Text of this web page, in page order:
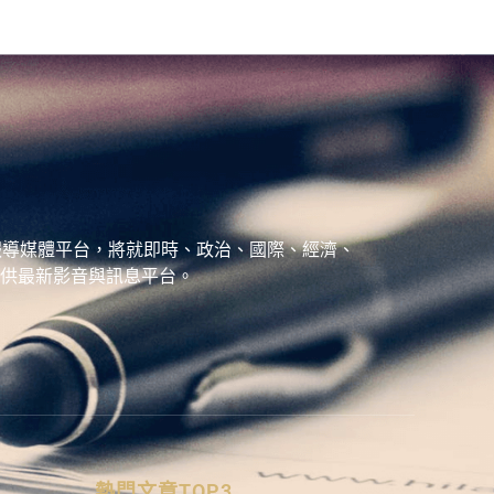
媒體平台，將就即時、政治、國際、經濟、
最新影音與訊息平台。